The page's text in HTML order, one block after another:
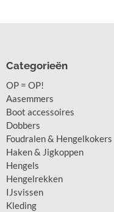
Categorieën
OP = OP!
Aasemmers
Boot accessoires
Dobbers
Foudralen & Hengelkokers
Haken & Jigkoppen
Hengels
Hengelrekken
IJsvissen
Kleding